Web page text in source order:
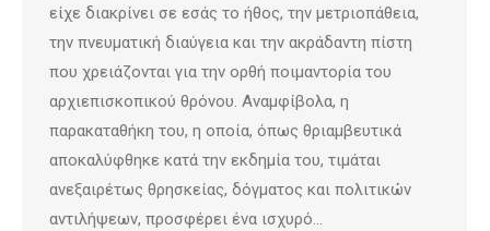
είχε διακρίνει σε εσάς το ήθος, την μετριοπάθεια,
την πνευματική διαύγεια και την ακράδαντη πίστη
που χρειάζονται για την ορθή ποιμαντορία του
αρχιεπισκοπικού θρόνου. Αναμφίβολα, η
παρακαταθήκη του, η οποία, όπως θριαμβευτικά
αποκαλύφθηκε κατά την εκδημία του, τιμάται
ανεξαιρέτως θρησκείας, δόγματος και πολιτικών
αντιλήψεων, προσφέρει ένα ισχυρό…